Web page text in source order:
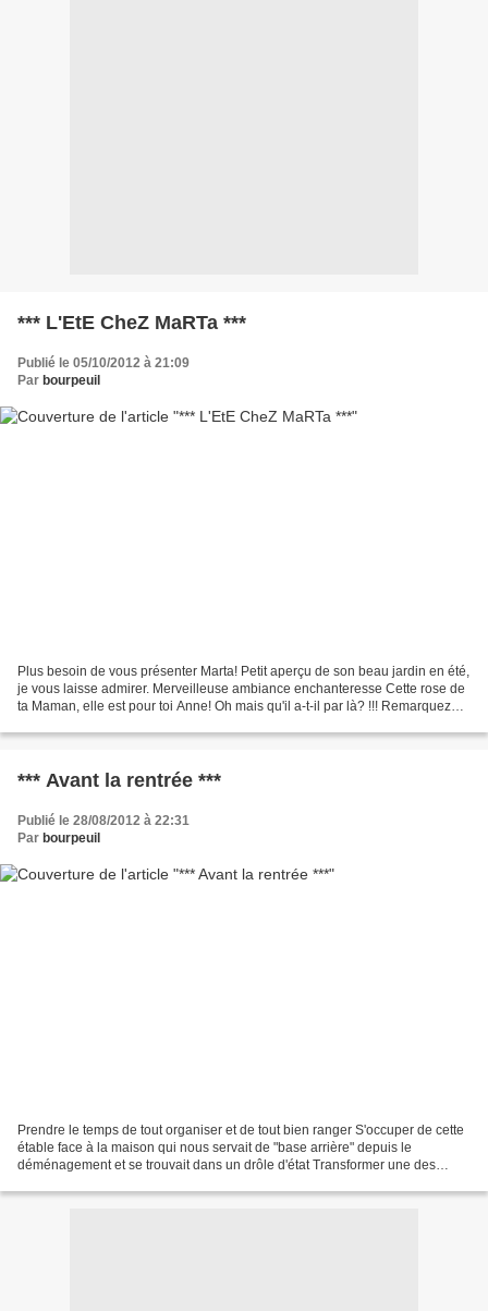
*** L'EtE CheZ MaRTa ***
Publié le 05/10/2012 à 21:09
Par bourpeuil
Plus besoin de vous présenter Marta! Petit aperçu de son beau jardin en été,
je vous laisse admirer. Merveilleuse ambiance enchanteresse Cette rose de
ta Maman, elle est pour toi Anne! Oh mais qu'il a-t-il par là? !!! Remarquez
*** Avant la rentrée ***
Publié le 28/08/2012 à 22:31
Par bourpeuil
Prendre le temps de tout organiser et de tout bien ranger S'occuper de cette
étable face à la maison qui nous servait de "base arrière" depuis le
déménagement et se trouvait dans un drôle d'état Transformer une des